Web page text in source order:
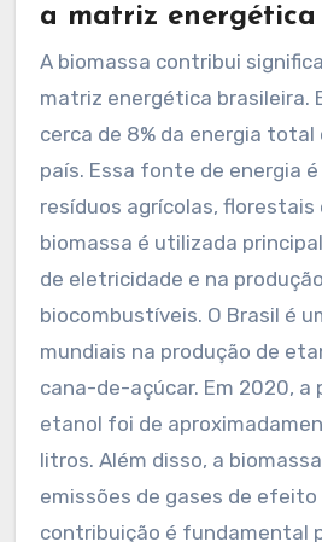
a matriz energética
A biomassa contribui
matriz energética brasileira.
cerca de 8% da energia total
país. Essa fonte de energia
resíduos agrícolas, florestais
biomassa é utilizada
de eletricidade e na
biocombustíveis. O Brasil é
mundiais na produção de
cana-de-açúcar. Em 2020, a
etanol foi de
litros. Além disso, a
emissões de gases de
contribuição é fundamental